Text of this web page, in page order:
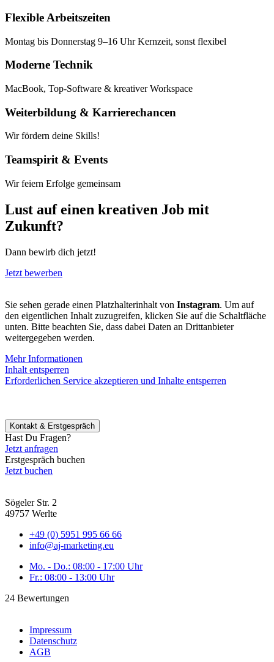
Flexible Arbeitszeiten
Montag bis Donnerstag 9–16 Uhr Kernzeit, sonst flexibel
Moderne Technik
MacBook, Top-Software & kreativer Workspace
Weiterbildung & Karrierechancen
Wir fördern deine Skills!
Teamspirit & Events
Wir feiern Erfolge gemeinsam
Lust auf einen kreativen Job mit
Zukunft?
Dann bewirb dich jetzt!
Jetzt bewerben
Sie sehen gerade einen Platzhalterinhalt von Instagram. Um auf
den eigentlichen Inhalt zuzugreifen, klicken Sie auf die Schaltfläche
unten. Bitte beachten Sie, dass dabei Daten an Drittanbieter
weitergegeben werden.
Mehr Informationen
Inhalt entsperren
Erforderlichen Service akzeptieren und Inhalte entsperren
Kontakt & Erstgespräch
Hast Du Fragen?
Jetzt anfragen
Erstgespräch buchen
Jetzt buchen
Sögeler Str. 2
49757 Werlte
+49 (0) 5951 995 66 66
info@aj-marketing.eu
Mo. - Do.: 08:00 - 17:00 Uhr
Fr.: 08:00 - 13:00 Uhr
24 Bewertungen
Impressum
Datenschutz
AGB